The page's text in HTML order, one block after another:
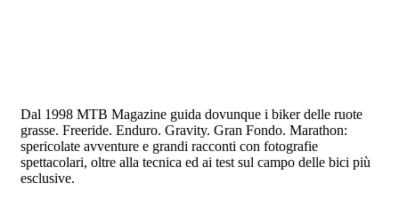
Dal 1998 MTB Magazine guida dovunque i biker delle ruote
grasse. Freeride. Enduro. Gravity. Gran Fondo. Marathon:
spericolate avventure e grandi racconti con fotografie
spettacolari, oltre alla tecnica ed ai test sul campo delle bici più
esclusive.